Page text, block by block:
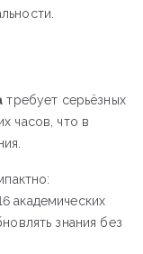
требует серьёзных
часов, что в
академических
знания без